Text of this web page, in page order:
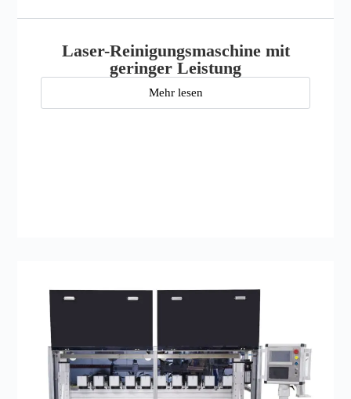
Laser-Reinigungsmaschine mit
geringer Leistung
Mehr lesen